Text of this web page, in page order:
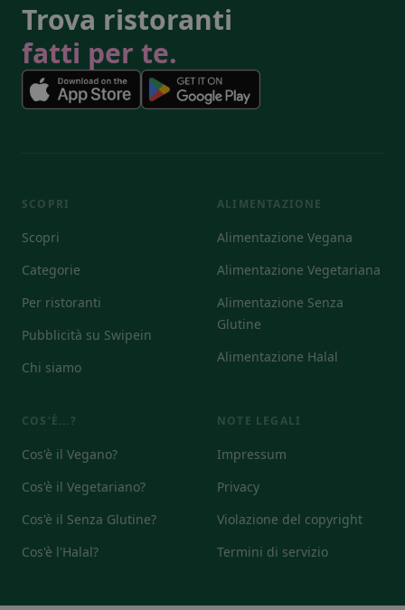
Trova ristoranti
fatti per te.
SCOPRI
Scopri
Categorie
Per ristoranti
Pubblicità su Swipein
Chi siamo
ALIMENTAZIONE
Alimentazione Vegana
Alimentazione Vegetariana
Alimentazione Senza
Glutine
Alimentazione Halal
COS'È...?
Cos'è il Vegano?
Cos'è il Vegetariano?
Cos'è il Senza Glutine?
Cos'è l'Halal?
NOTE LEGALI
Impressum
Privacy
Violazione del copyright
Termini di servizio